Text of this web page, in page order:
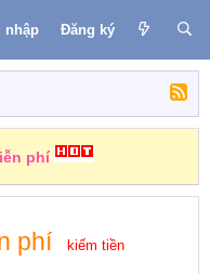
nhập Đăng ký
phí
phí kiếm tiền